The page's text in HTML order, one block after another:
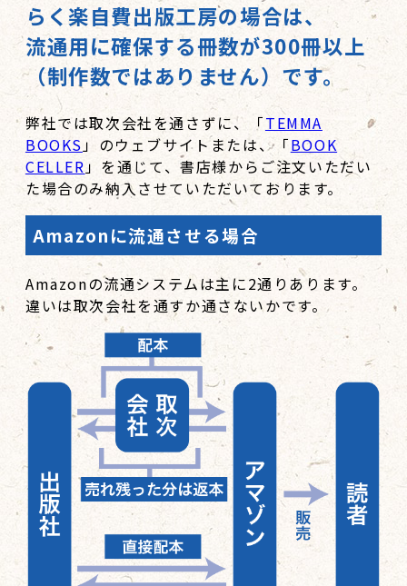
らく楽自費出版工房の場合は、
流通用に確保する冊数が300冊以上
（制作数ではありません）です。
弊社では取次会社を通さずに、「TEMMA
BOOKS 」のウェブサイトまたは、「BOOK
CELLER 」を通じて、書店様からご注文いただい
た場合のみ納入させていただいております。
Amazonに流通させる場合
Amazonの流通システムは主に2通りあります。
違いは取次会社を通すか通さないかです。